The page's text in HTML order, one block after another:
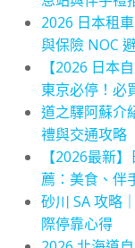
2026 日本租
與保險 NOC
【2026 日本
東京必停！必
道之驛阿蘇介
禮與交通攻略
【2026最新
薦：美食、伴
砂川 SA 攻略
際停靠心得